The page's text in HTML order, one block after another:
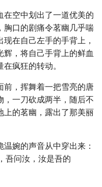
在空中划出了一道优美的
胸口的剧痛令茗幽几乎喘
在自己左手的手背上，
，将自己手背上的鲜血
疯狂的转动。
前，挥舞着一把雪亮的唐
，一刀砍成两半，随后不
上的茗幽，露出了那美丽
婉的声音从中穿出来：
吾问汝，汝是吾的